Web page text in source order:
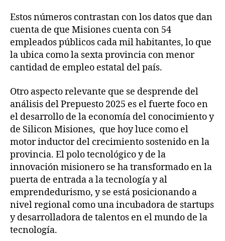
Estos números contrastan con los datos que dan
cuenta de que Misiones cuenta con 54
empleados públicos cada mil habitantes, lo que
la ubica como la sexta provincia con menor
cantidad de empleo estatal del país.
Otro aspecto relevante que se desprende del
análisis del Prepuesto 2025 es el fuerte foco en
el desarrollo de la economía del conocimiento y
de Silicon Misiones, que hoy luce como el
motor inductor del crecimiento sostenido en la
provincia. El polo tecnológico y de la
innovación misionero se ha transformado en la
puerta de entrada a la tecnología y al
emprendedurismo, y se está posicionando a
nivel regional como una incubadora de startups
y desarrolladora de talentos en el mundo de la
tecnología.